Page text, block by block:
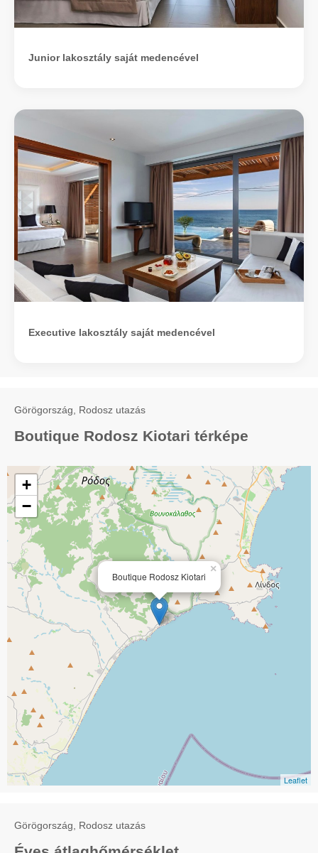
Junior lakosztály saját medencével
Executive lakosztály saját medencével
Görögország, Rodosz utazás
Boutique Rodosz Kiotari térképe
Boutique Rodosz Kiotari
×
+
−
Leaflet
Görögország, Rodosz utazás